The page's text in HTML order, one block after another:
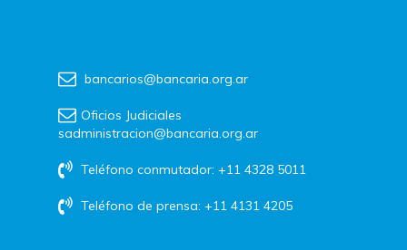
bancarios@bancaria.org.ar
Oficios Judiciales
sadministracion@bancaria.org.ar
Teléfono conmutador: +11 4328 5011
Teléfono de prensa: +11 4131 4205